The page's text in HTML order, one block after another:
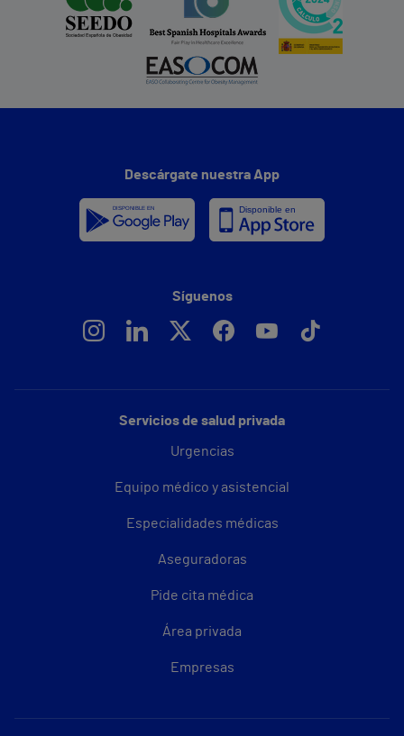
Servicios de salud privada
Urgencias
Equipo médico y asistencial
Especialidades médicas
Aseguradoras
Pide cita médica
Área privada
Empresas
Descárgate nuestra App
Síguenos